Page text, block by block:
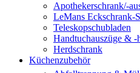
Apothekerschrank/-
LeMans Eckschrank-
Teleskopschubladen
Handtuchauszüge & -
Herdschrank
Küchenzubehör